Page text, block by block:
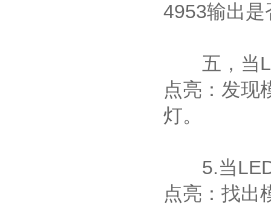
4953输出是
五，当
点亮：发现
灯。
5.当LED
点亮：找出